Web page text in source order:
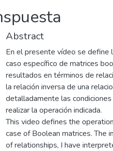
Abstract
En el presente vídeo se define
caso específico de matrices
resultados en términos de
la relación inversa de una
detalladamente las
realizar la operación indicada.
This video defines the
case of Boolean matrices. The
of relationships, I have